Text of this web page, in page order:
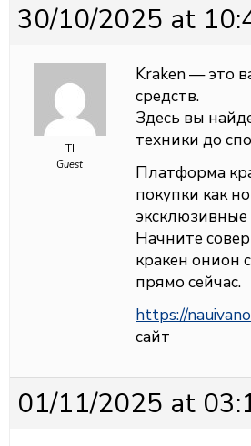
30/10/2025 at
TI
Guest
Kraken — это
средств.
Здесь вы
техники до
Платформа
покупки как
Начните
кракен онион
прямо сейчас.
https://
сайт
01/11/2025 at